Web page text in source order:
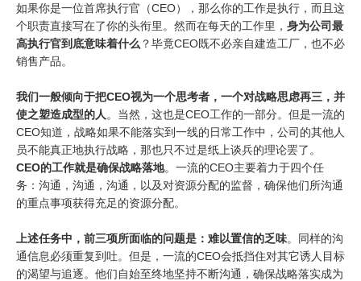
如果你是一位首席执行官（CEO），那么你的工作是执行，而且这
个职责直接写在了你的头衔里。然而在每天的工作里， 身为公司最
高执行官到底意味着什么 ？毕竟CEO既不必亲自建造工厂，也不必
销售产品。
我们一般倾向于把CEO视为一个思考者，一个对战略思虑再三，并
使之塑造成型的人 。当然，这也是CEO工作的一部分。但是一流的
CEO知道，战略如果不能落实到一线的日常工作中，公司的其他人
员不能真正地执行战略，那也只不过是纸上谈兵的理论罢了。
CEO的工作就是确保战略落地。一流的CEO主要着力于四个任
务：沟通，沟通，沟通，以及对资源分配的监督，确保他们所沟通
的重点事项获得充足的资源分配。
上述任务中，前三项所面临的问题是：难以置信的乏味。同样的沟
通信息必须重复到吐。但是，一流的CEO会抵挡住对其它诱人目标
的渴望与追逐。他们自始至终地坚持不断沟通，确保战略落实成为